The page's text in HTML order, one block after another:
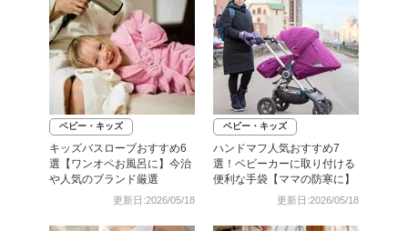
ベビー・キッズ
キッズバスローブおすすめ6
選【ワンオペお風呂に】今治
や人気のブランド厳選
更新日:2026/05/18
ベビー・キッズ
ハンドマフ人気おすすめ7
選！ベビーカーに取り付ける
便利な手袋【ママの防寒に】
更新日:2026/05/18